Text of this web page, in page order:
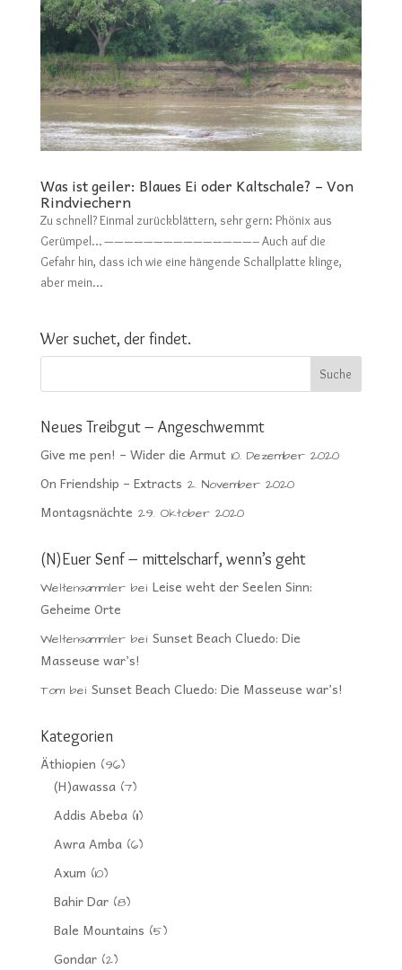
Was ist geiler: Blaues Ei oder Kaltschale? – Von
Rindviechern
Zu schnell? Einmal zurückblättern, sehr gern: Phönix aus
Gerümpel… ———————————————– Auch auf die
Gefahr hin, dass ich wie eine hängende Schallplatte klinge,
aber mein...
Wer suchet, der findet.
Neues Treibgut – Angeschwemmt
Give me pen! – Wider die Armut 10. Dezember 2020
On Friendship – Extracts 2. November 2020
Montagsnächte 29. Oktober 2020
(N)Euer Senf – mittelscharf, wenn’s geht
Weltensammlerbei Leise weht der Seelen Sinn:
Geheime Orte
Weltensammlerbei Sunset Beach Cluedo: Die
Masseuse war’s!
Tombei Sunset Beach Cluedo: Die Masseuse war’s!
Kategorien
Äthiopien (96)
(H)awassa(7)
Addis Abeba(11)
Awra Amba(6)
Axum (10)
Bahir Dar(8)
Bale Mountains (5)
Gondar(2)